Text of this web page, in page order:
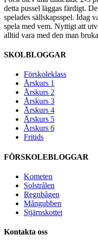
detta pussel läggas färdigt.
spelades sällskapsspel. Idag
spela med vem. Nyttigt att
alltid vara med den man
SKOLBLOGGAR
Förskoleklass
Årskurs 1
Årskurs 2
Årskurs 3
Årskurs 4
Årskurs 5
Årskurs 6
Fritids
FÖRSKOLEBLOGGAR
Kometen
Solstrålen
Regnbågen
Mångubben
Stjärnskottet
Kontakta oss